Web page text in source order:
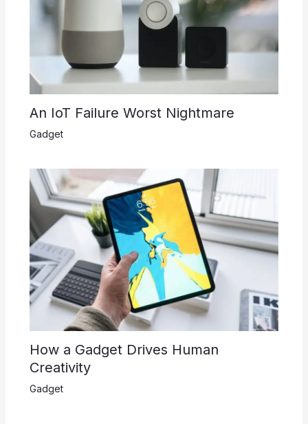
An IoT Failure Worst Nightmare
Gadget
How a Gadget Drives Human
Creativity
Gadget